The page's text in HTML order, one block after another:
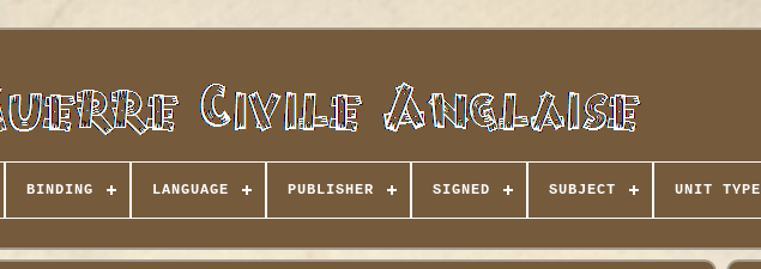
BINDING LANGUAGE PUBLISHER SIGNED SUBJECT UNIT TYPE